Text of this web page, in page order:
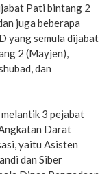
Pati bintang 2
juga beberapa
yang semula dijabat
2 (Mayjen),
dan
3 pejabat
Darat
yaitu Asisten
dan Siber